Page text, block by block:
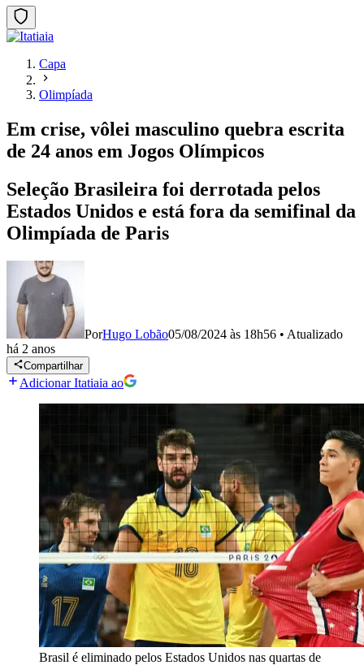
Capa
Olimpíada
Em crise, vôlei masculino quebra escrita
de 24 anos em Jogos Olímpicos
Seleção Brasileira foi derrotada pelos
Estados Unidos e está fora da semifinal da
Olimpíada de Paris
PorHugo Lobão05/08/2024 às 18h56 • Atualizado
há 2 anos
Compartilhar
Adicionar Itatiaia ao
Brasil é eliminado pelos Estados Unidos nas quartas de